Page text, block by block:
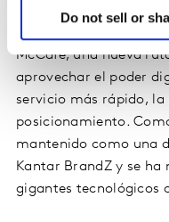
Do not sell or
satisfacer una
McCafé, una nueva
aprovechar el poder
servicio más rápido,
posicionamiento.
mantenido como una
Kantar BrandZ y se
gigantes tecnológicos